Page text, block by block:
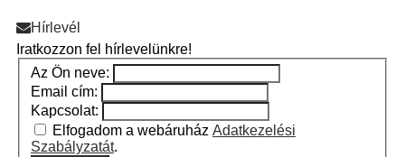
Hírlevél
Iratkozzon fel hírlevelünkre!
Az Ön neve:
Email cím:
Kapcsolat:
Elfogadom a webáruház Adatkezelési
Szabályzatát.